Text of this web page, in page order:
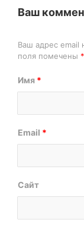
Ваш
Ваш адрес email
поля помечены *
Имя *
Email *
Сайт